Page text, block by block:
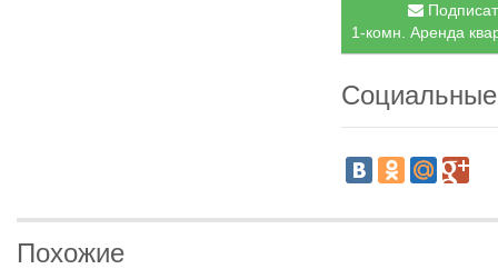
1-комн. Аренда
Похожие